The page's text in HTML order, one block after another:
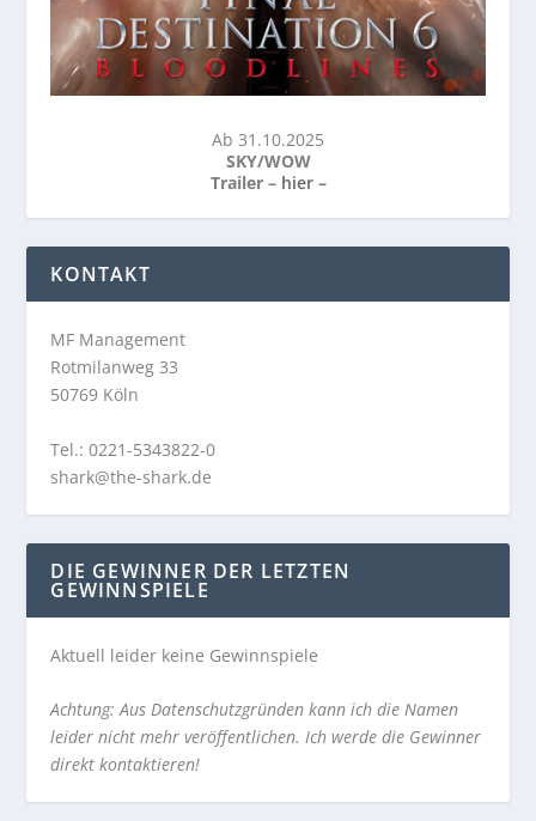
Ab 31.10.2025
SKY/WOW
Trailer – hier –
KONTAKT
MF Management
Rotmilanweg 33
50769 Köln
Tel.: 0221-5343822-0
shark@the-shark.de
DIE GEWINNER DER LETZTEN
GEWINNSPIELE
Aktuell leider keine Gewinnspiele
Achtung: Aus Datenschutzgründen kann ich die Namen
leider nicht mehr veröffentlichen. Ich werde die Gewinner
direkt kontaktieren!